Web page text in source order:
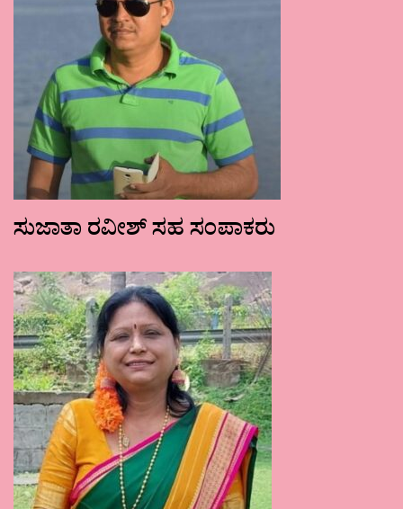
ಸುಜಾತಾ ರವೀಶ್ ಸಹ ಸಂಪಾಕರು